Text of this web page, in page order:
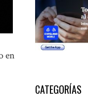
en
CATEGORÍAS